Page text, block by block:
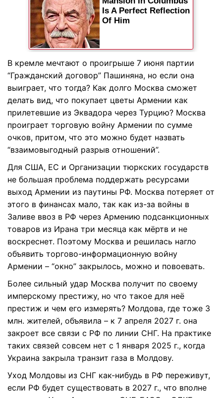
В кремле мечтают о проигрыше 7 июня партии
“Гражданский договор” Пашиняна, но если она
выиграет, что тогда? Как долго Москва сможет
делать вид, что покупает цветы Армении как
прилетевшие из Эквадора через Турцию? Москва
проиграет торговую войну Армении по сумме
очков, притом, что это можно будет назвать
“взаимовыгодный разрыв отношений”.
Для США, ЕС и Организации тюркских государств
не большая проблема поддержать ресурсами
выход Армении из паутины РФ. Москва потеряет от
этого в финансах мало, так как из-за войны в
Заливе ввоз в РФ через Армению подсанкционных
товаров из Ирана три месяца как мёртв и не
воскреснет. Поэтому Москва и решилась нагло
объявить торгово-информационную войну
Армении – “окно” закрылось, можно и повоевать.
Более сильный удар Москва получит по своему
имперскому престижу, но что такое для неё
престиж и чем его измерять? Молдова, где тоже 3
млн. жителей, объявила – к 7 апреля 2027 г. она
закроет все связи с РФ по линии СНГ. На практике
таких связей совсем нет с 1 января 2025 г., когда
Украина закрыла транзит газа в Молдову.
Уход Молдовы из СНГ как-нибудь в РФ переживут,
если РФ будет существовать в 2027 г., что вполне